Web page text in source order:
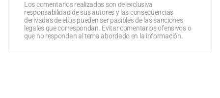
Los comentarios realizados son de exclusiva
responsabilidad de sus autores y las consecuencias
derivadas de ellos pueden ser pasibles de las sanciones
legales que correspondan. Evitar comentarios ofensivos o
que no respondan al tema abordado en la información.